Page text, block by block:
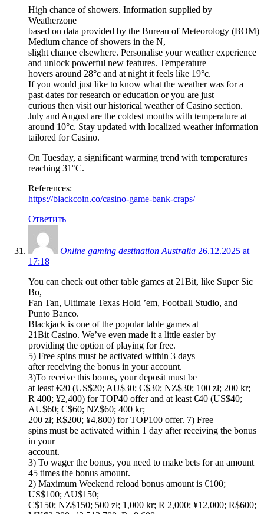
High chance of showers. Information supplied by
Weatherzone
based on data provided by the Bureau of Meteorology (BOM)
Medium chance of showers in the N,
slight chance elsewhere. Personalise your weather experience
and unlock powerful new features. Temperature
hovers around 28°c and at night it feels like 19°c.
If you would just like to know what the weather was for a
past dates for research or education or you are just
curious then visit our historical weather of Casino section.
July and August are the coldest months with temperature at
around 10°c. Stay updated with localized weather information
tailored for Casino.
On Tuesday, a significant warming trend with temperatures
reaching 31°C.
References:
https://blackcoin.co/casino-game-bank-craps/
Ответить
Online gaming destination Australia 26.12.2025 at
17:18
You can check out other table games at 21Bit, like Super Sic
Bo,
Fan Tan, Ultimate Texas Hold ’em, Football Studio, and
Punto Banco.
Blackjack is one of the popular table games at
21Bit Casino. We’ve even made it a little easier by
providing the option of playing for free.
5) Free spins must be activated within 3 days
after receiving the bonus in your account.
3)To receive this bonus, your deposit must be
at least €20 (US$20; AU$30; C$30; NZ$30; 100 zł; 200 kr;
R 400; ¥2,400) for TOP40 offer and at least €40 (US$40;
AU$60; C$60; NZ$60; 400 kr;
200 zł; R$200; ¥4,800) for TOP100 offer. 7) Free
spins must be activated within 1 day after receiving the bonus
in your
account.
3) To wager the bonus, you need to make bets for an amount
45 times the bonus amount.
2) Maximum Weekend reload bonus amount is €100;
US$100; AU$150;
C$150; NZ$150; 500 zł; 1,000 kr; R 2,000; ¥12,000; R$600;